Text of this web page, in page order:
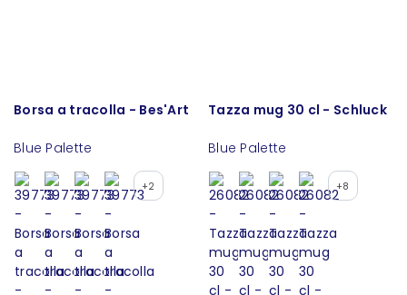
Borsa a tracolla - Bes'Art
Blue Palette
+2
Tazza mug 30 cl - Schluck
Blue Palette
+8